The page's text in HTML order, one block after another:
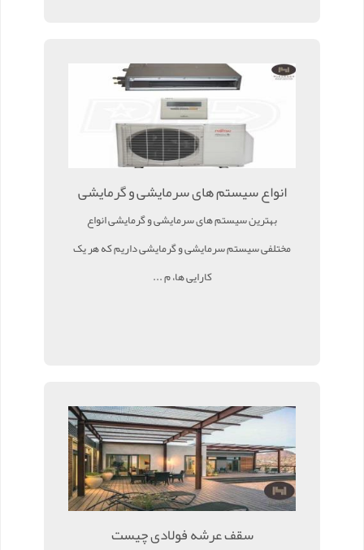
انواع سیستم های سرمایشی و گرمایشی
بهترین سیستم های سرمایشی و گرمایشی انواع
مختلفی سیستم سرمایشی و گرمایشی داریم که هر یک
کارایی ها، م ...
سقف عرشه فولادی چیست